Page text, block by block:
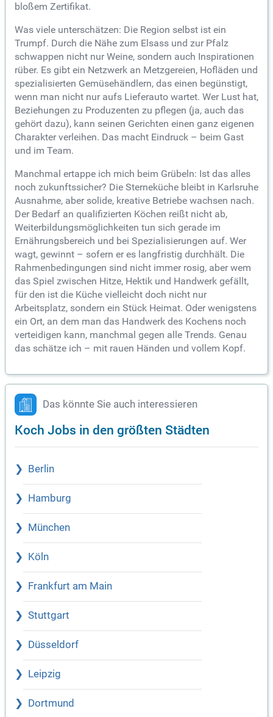
bloßem Zertifikat.
Was viele unterschätzen: Die Region selbst ist ein
Trumpf. Durch die Nähe zum Elsass und zur Pfalz
schwappen nicht nur Weine, sondern auch Inspirationen
rüber. Es gibt ein Netzwerk an Metzgereien, Hofläden und
spezialisierten Gemüsehändlern, das einen begünstigt,
wenn man nicht nur aufs Lieferauto wartet. Wer Lust hat,
Beziehungen zu Produzenten zu pflegen (ja, auch das
gehört dazu), kann seinen Gerichten einen ganz eigenen
Charakter verleihen. Das macht Eindruck – beim Gast
und im Team.
Manchmal ertappe ich mich beim Grübeln: Ist das alles
noch zukunftssicher? Die Sterneküche bleibt in Karlsruhe
Ausnahme, aber solide, kreative Betriebe wachsen nach.
Der Bedarf an qualifizierten Köchen reißt nicht ab,
Weiterbildungsmöglichkeiten tun sich gerade im
Ernährungsbereich und bei Spezialisierungen auf. Wer
wagt, gewinnt – sofern er es langfristig durchhält. Die
Rahmenbedingungen sind nicht immer rosig, aber wem
das Spiel zwischen Hitze, Hektik und Handwerk gefällt,
für den ist die Küche vielleicht doch nicht nur
Arbeitsplatz, sondern ein Stück Heimat. Oder wenigstens
ein Ort, an dem man das Handwerk des Kochens noch
verteidigen kann, manchmal gegen alle Trends. Genau
das schätze ich – mit rauen Händen und vollem Kopf.
Das könnte Sie auch interessieren
Koch Jobs in den größten Städten
Berlin
Hamburg
München
Köln
Frankfurt am Main
Stuttgart
Düsseldorf
Leipzig
Dortmund